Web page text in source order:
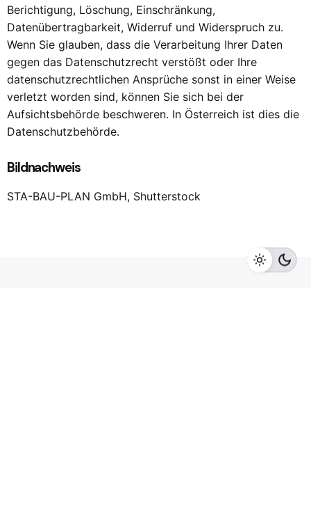
Berichtigung, Löschung, Einschränkung,
Datenübertragbarkeit, Widerruf und Widerspruch zu.
Wenn Sie glauben, dass die Verarbeitung Ihrer Daten
gegen das Datenschutzrecht verstößt oder Ihre
datenschutzrechtlichen Ansprüche sonst in einer Weise
verletzt worden sind, können Sie sich bei der
Aufsichtsbehörde beschweren. In Österreich ist dies die
Datenschutzbehörde.
Bildnachweis
STA-BAU-PLAN GmbH, Shutterstock